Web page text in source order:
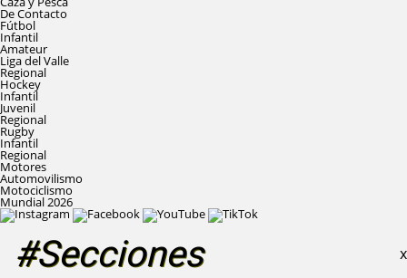
De Contacto
Fútbol
Infantil
Amateur
Liga del Valle
Regional
Hockey
Infantil
Juvenil
Regional
Rugby
Infantil
Regional
Motores
Automovilismo
Motociclismo
Mundial 2026
#Secciones X